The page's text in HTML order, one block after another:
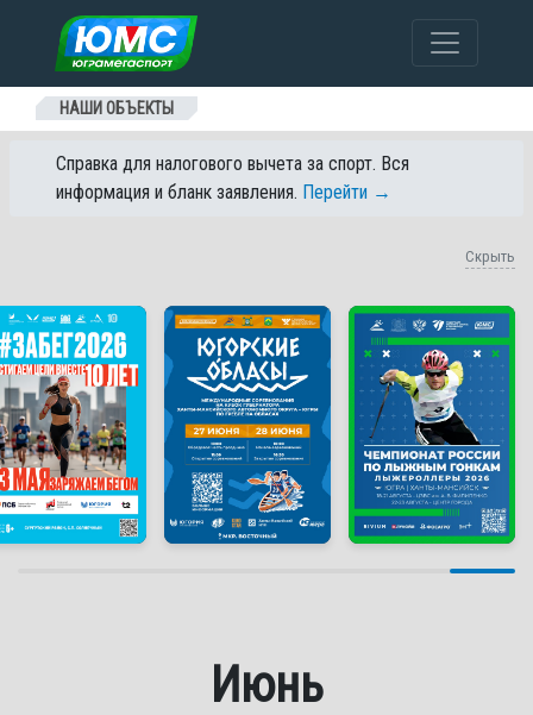
Перейти к содержанию
НАШИ ОБЪЕКТЫ
Справка для налогового вычета за спорт. Вся
информация и бланк заявления. Перейти →
Скрыть
Июнь